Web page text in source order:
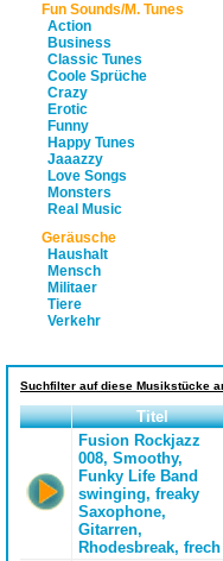
Fun Sounds/M. Tunes
Action
Business
Classic Tunes
Coole Sprüche
Crazy
Erotic
Funny
Happy Tunes
Jaaazzy
Love Songs
Monsters
Real Music
Geräusche
Haushalt
Mensch
Militaer
Tiere
Verkehr
Suchfilter auf diese Musikstücke
Titel
Fusion Rockjazz
008, Smoothy,
Funky Life Band
swinging, freaky
Saxophone,
Gitarren,
Rhodesbreak, frech